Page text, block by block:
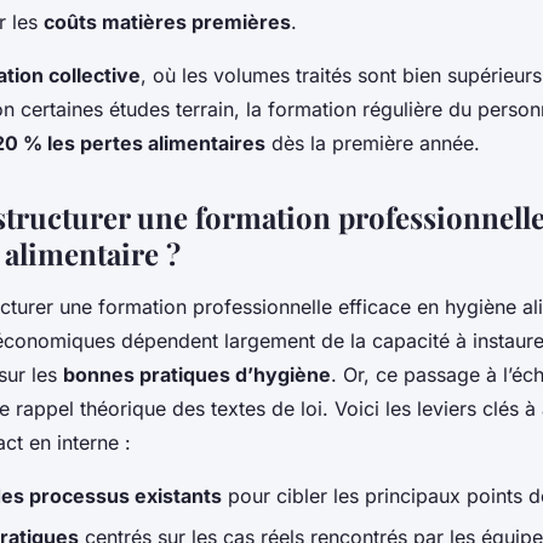
les coûts matières premières.
collective, où les volumes traités sont bien
certaines études terrain, la formation régulière du
% les pertes alimentaires dès la première année.
une formation
?
dépendent largement de la capacité à
les bonnes pratiques d’hygiène. Or, ce passage à
rappel théorique des textes de loi. Voici les leviers clés
en interne :
processus existants pour cibler les principaux points
centrés sur les cas réels rencontrés par les